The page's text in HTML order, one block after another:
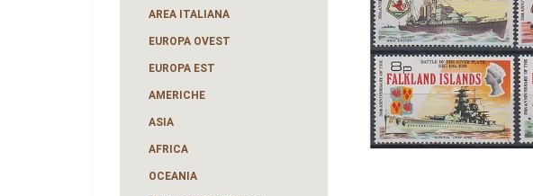
AREA ITALIANA
EUROPA OVEST
EUROPA EST
AMERICHE
ASIA
AFRICA
OCEANIA